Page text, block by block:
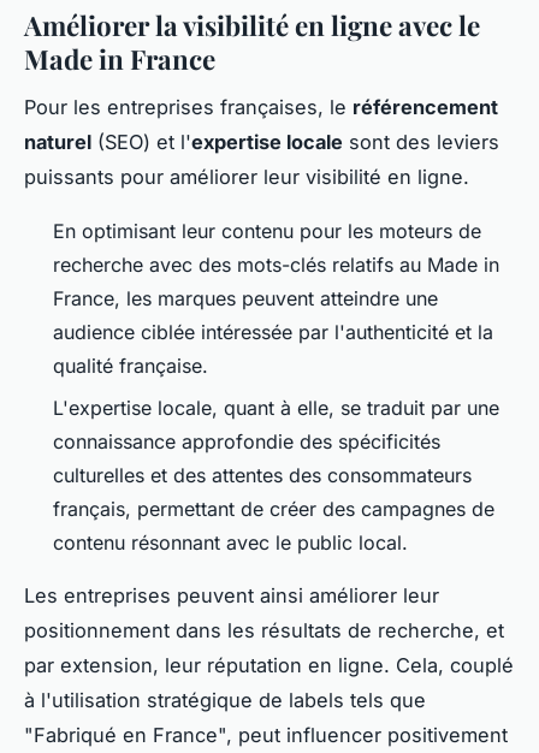
Améliorer la visibilité en ligne avec le
Made in France
Pour les entreprises françaises, le référencement
naturel (SEO) et l'expertise locale sont des leviers
puissants pour améliorer leur visibilité en ligne.
En optimisant leur contenu pour les moteurs de
recherche avec des mots-clés relatifs au Made in
France, les marques peuvent atteindre une
audience ciblée intéressée par l'authenticité et la
qualité française.
L'expertise locale, quant à elle, se traduit par une
connaissance approfondie des spécificités
culturelles et des attentes des consommateurs
français, permettant de créer des campagnes de
contenu résonnant avec le public local.
Les entreprises peuvent ainsi améliorer leur
positionnement dans les résultats de recherche, et
par extension, leur réputation en ligne. Cela, couplé
à l'utilisation stratégique de labels tels que
"Fabriqué en France", peut influencer positivement